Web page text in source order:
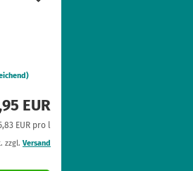
EUR
EUR pro l
zzgl. Versand